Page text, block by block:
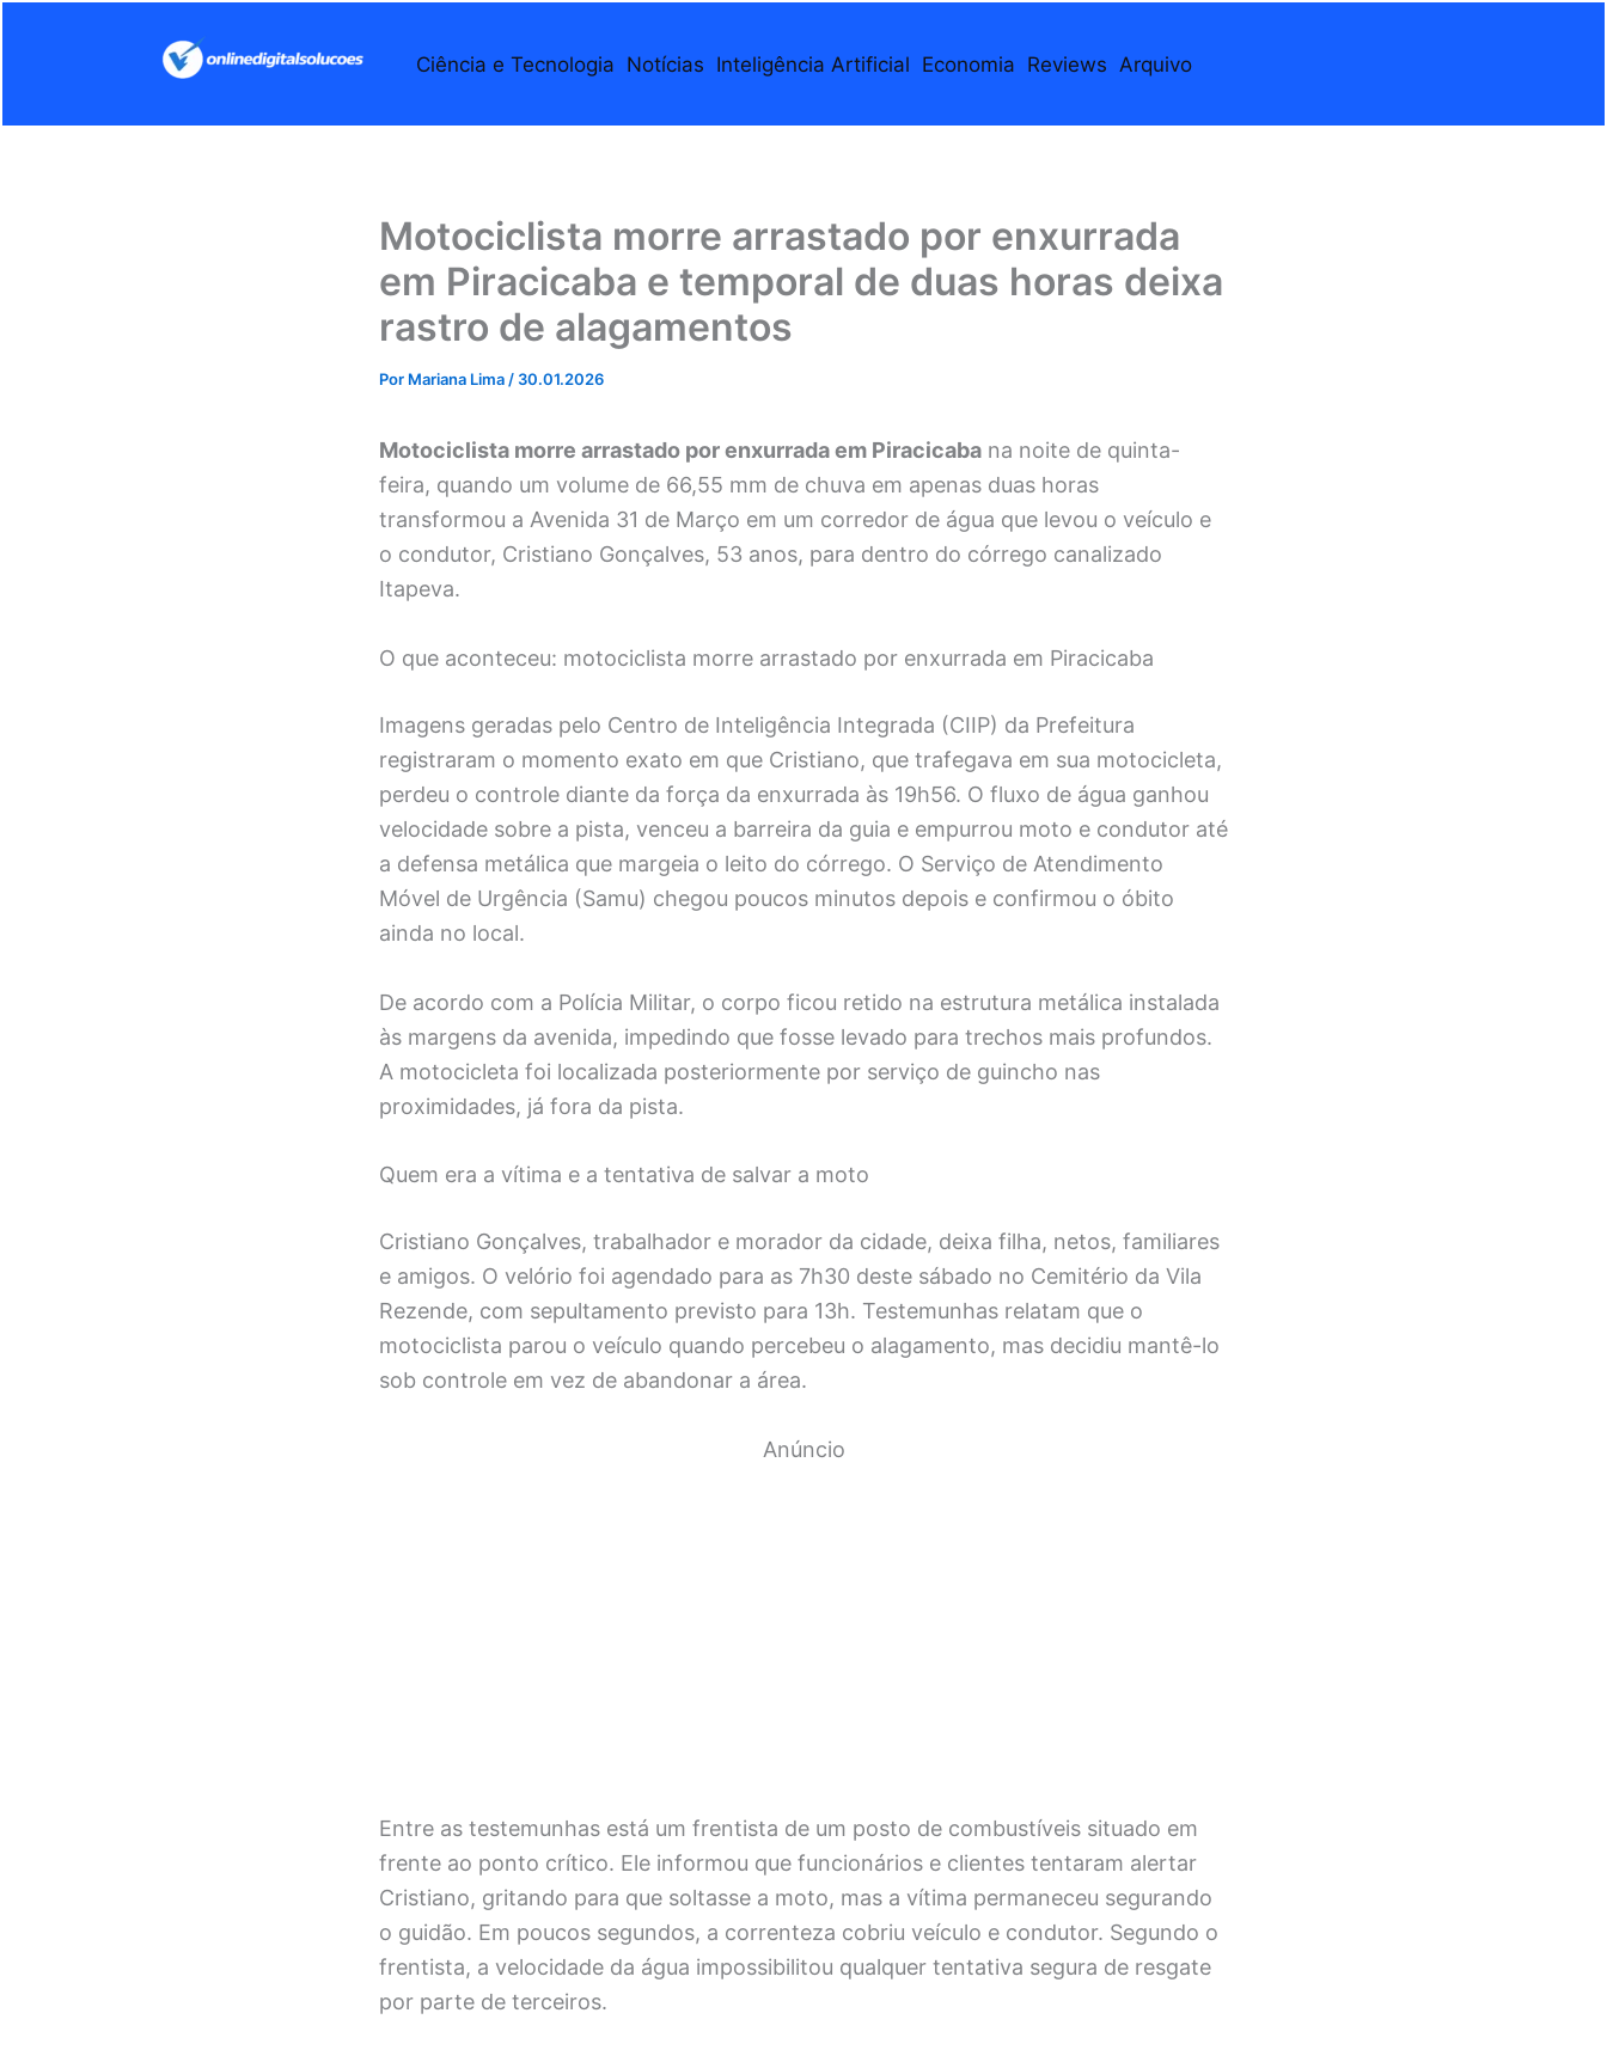
conteúdo
Ciência e Tecnologia Notícias Inteligência Artificial Economia Reviews Arquivo
Motociclista morre arrastado por enxurrada
em Piracicaba e temporal de duas horas deixa
rastro de alagamentos
Por Mariana Lima / 30.01.2026
Motociclista morre arrastado por enxurrada em Piracicaba na noite de quinta-
feira, quando um volume de 66,55 mm de chuva em apenas duas horas
transformou a Avenida 31 de Março em um corredor de água que levou o veículo e
o condutor, Cristiano Gonçalves, 53 anos, para dentro do córrego canalizado
Itapeva.
O que aconteceu: motociclista morre arrastado por enxurrada em Piracicaba
Imagens geradas pelo Centro de Inteligência Integrada (CIIP) da Prefeitura
registraram o momento exato em que Cristiano, que trafegava em sua motocicleta,
perdeu o controle diante da força da enxurrada às 19h56. O fluxo de água ganhou
velocidade sobre a pista, venceu a barreira da guia e empurrou moto e condutor até
a defensa metálica que margeia o leito do córrego. O Serviço de Atendimento
Móvel de Urgência (Samu) chegou poucos minutos depois e confirmou o óbito
ainda no local.
De acordo com a Polícia Militar, o corpo ficou retido na estrutura metálica instalada
às margens da avenida, impedindo que fosse levado para trechos mais profundos.
A motocicleta foi localizada posteriormente por serviço de guincho nas
proximidades, já fora da pista.
Quem era a vítima e a tentativa de salvar a moto
Cristiano Gonçalves, trabalhador e morador da cidade, deixa filha, netos, familiares
e amigos. O velório foi agendado para as 7h30 deste sábado no Cemitério da Vila
Rezende, com sepultamento previsto para 13h. Testemunhas relatam que o
motociclista parou o veículo quando percebeu o alagamento, mas decidiu mantê-lo
sob controle em vez de abandonar a área.
Anúncio
Entre as testemunhas está um frentista de um posto de combustíveis situado em
frente ao ponto crítico. Ele informou que funcionários e clientes tentaram alertar
Cristiano, gritando para que soltasse a moto, mas a vítima permaneceu segurando
o guidão. Em poucos segundos, a correnteza cobriu veículo e condutor. Segundo o
frentista, a velocidade da água impossibilitou qualquer tentativa segura de resgate
por parte de terceiros.